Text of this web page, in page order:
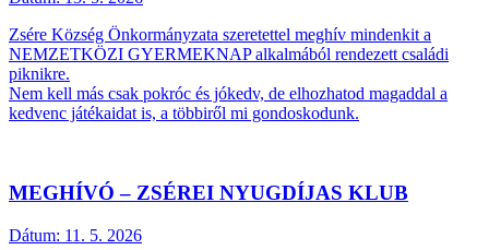
Zsére Község Önkormányzata szeretettel meghív mindenkit a
NEMZETKÖZI GYERMEKNAP alkalmából rendezett családi
piknikre.
Nem kell más csak pokróc és jókedv, de elhozhatod magaddal a
kedvenc játékaidat is, a többiről mi gondoskodunk.
MEGHÍVÓ – ZSÉREI NYUGDÍJAS KLUB
Dátum: 11. 5. 2026